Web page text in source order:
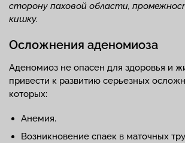
сторону паховой области,
кишку.
Осложнения аденомиоза
Аденомиоз не опасен для здоровья и
привести к развитию серьезных
которых:
Анемия.
Возникновение спаек в маточных